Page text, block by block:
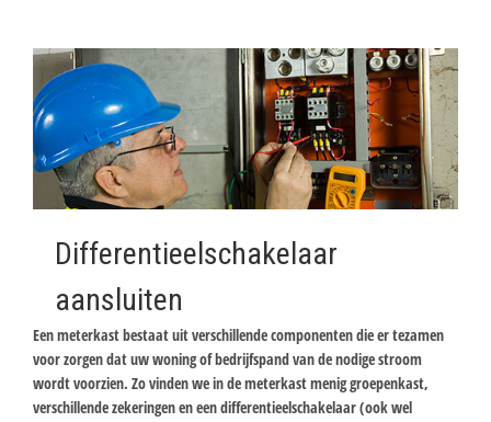
Differentieelschakelaar
aansluiten
Een meterkast bestaat uit verschillende componenten die er tezamen
voor zorgen dat uw woning of bedrijfspand van de nodige stroom
wordt voorzien. Zo vinden we in de meterkast menig groepenkast,
verschillende zekeringen en een differentieelschakelaar (ook wel